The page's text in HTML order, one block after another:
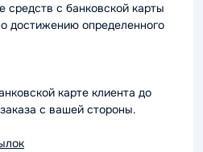
средств с банковской карты
достижению определенного
карте клиента до
с вашей стороны.